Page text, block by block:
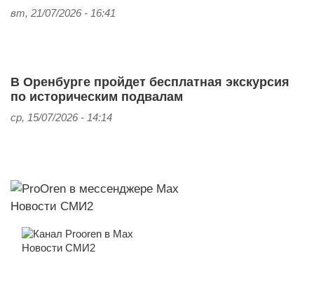
вт, 21/07/2026 - 16:41
В Оренбурге пройдет бесплатная экскурсия
по историческим подвалам
ср, 15/07/2026 - 14:14
Новости СМИ2
Новости СМИ2